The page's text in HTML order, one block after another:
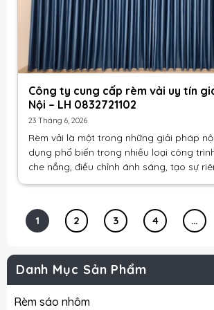
Công ty cung cấp rèm vải uy tín
Nội – LH 0832721102
23 Tháng 6, 2026
Rèm vải là một trong những giải pháp
dụng phổ biến trong nhiều loại công
che nắng, điều chỉnh ánh sáng, tạo sự
1 2 3 4 …
Danh Mục Sản Phẩm
Rèm sáo nhôm